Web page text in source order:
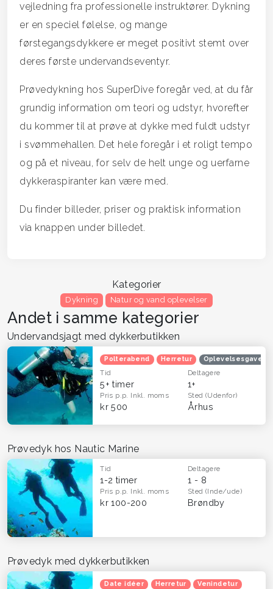
vejledning fra professionelle instruktører. Dykning
er en speciel følelse, og mange
førstegangsdykkere er meget positivt stemt over
deres første undervandseventyr.
Prøvedykning hos SuperDive foregår ved, at du får
grundig information om teori og udstyr, hvorefter
du kommer til at prøve at dykke med fuldt udstyr
i svømmehallen. Det hele foregår i et roligt tempo
og på et niveau, for selv de helt unge og uerfarne
dykkeraspiranter kan være med.
Du finder billeder, priser og praktisk information
via knappen under billedet.
Kategorier
Dykning Natur og vand oplevelser
Andet i samme kategorier
Undervandsjagt med dykkerbutikken
Polterabend Herretur
Tid
5+ timer
Deltagere
1+
Pris p.p. Inkl. moms
kr 500
Sted(Udenfor)
Århus
Prøvedyk hos Nautic Marine
Tid
1-2 timer
Deltagere
1 - 8
Pris p.p. Inkl. moms
kr 100-200
Sted(Inde/ude)
Brøndby
Prøvedyk med dykkerbutikken
Date idéer Herretur Venindetur